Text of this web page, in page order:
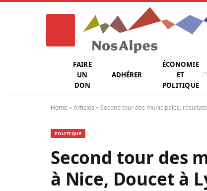
FAIRE
UN
DON
ADHÉRER
ÉCONOMIE
ET
POLITIQUE
Home »Articles »Second tour des municipales,
POLITIQUE
Second tour des
à Nice, Doucet à